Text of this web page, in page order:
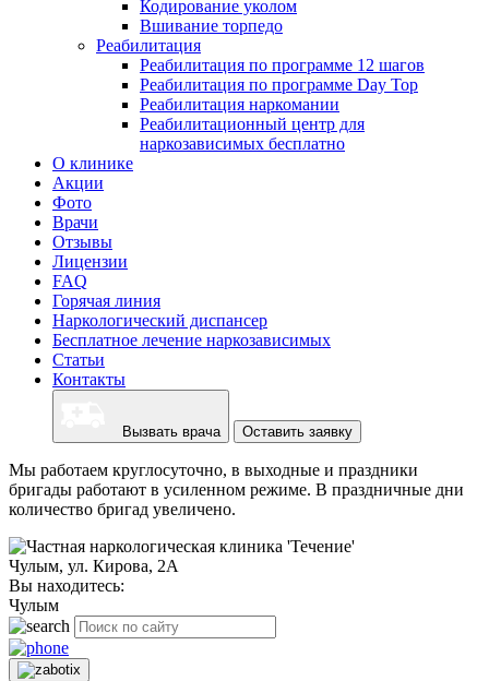
Кодирование уколом
Вшивание торпедо
Реабилитация
Реабилитация по программе 12 шагов
Реабилитация по программе Day Top
Реабилитация наркомании
Реабилитационный центр для
наркозависимых бесплатно
О клинике
Акции
Фото
Врачи
Отзывы
Лицензии
FAQ
Горячая линия
Наркологический диспансер
Бесплатное лечение наркозависимых
Статьи
Контакты
Вызвать врача Оставить заявку
Мы работаем круглосуточно, в выходные и праздники
бригады работают в усиленном режиме. В праздничные дни
количество бригад увеличено.
Чулым, ул. Кирова, 2А
Вы находитесь:
Чулым